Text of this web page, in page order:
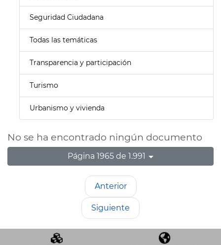
Seguridad Ciudadana
Todas las temáticas
Transparencia y participación
Turismo
Urbanismo y vivienda
No se ha encontrado ningún documento
Página 1965 de 1.991
Anterior
Siguiente